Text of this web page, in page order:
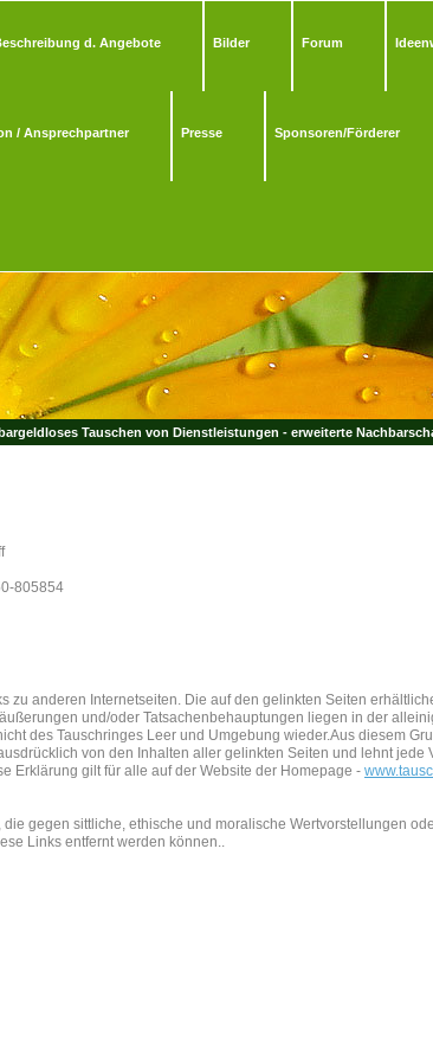
d. Angebote Bilder Forum
/ Ansprechpartner Presse Sponsoren/Förderer
Tauschen von Dienstleistungen - erweiterte
805854
zu anderen Internetseiten. Die auf den gelinkten Seiten
und/oder Tatsachenbehauptungen liegen in der
des Tauschringes Leer und Umgebung wieder.Aus diesem
von den Inhalten aller gelinkten Seiten und lehnt jede
Erklärung gilt für alle auf der Website der Homepage -
gegen sittliche, ethische und moralische Wertvorstellungen
Links entfernt werden können..